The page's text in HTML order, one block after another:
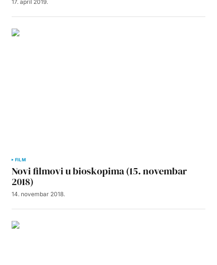
17. april 2019.
FILM
Novi filmovi u bioskopima (15. novembar
2018)
14. novembar 2018.